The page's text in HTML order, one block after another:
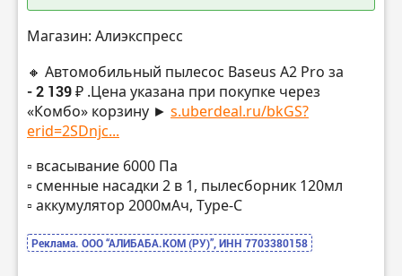
Магазин: Алиэкспресс
🔸 Автомобильный пылесос Baseus A2 Pro за
- 2 139 ₽ .Цена указана при покупке через
«Комбо» корзину ► s.uberdeal.ru/bkGS?
erid=2SDnjc...
▫️ всасывание 6000 Па
▫️ сменные насадки 2 в 1, пылесборник 120мл
▫️ аккумулятор 2000мАч, Type-C
Реклама. ООО “АЛИБАБА.КОМ (РУ)”, ИНН 7703380158